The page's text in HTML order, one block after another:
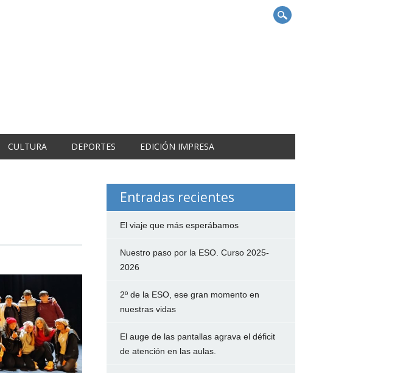
CULTURA DEPORTES EDICIÓN IMPRESA
Entradas recientes
El viaje que más esperábamos
Nuestro paso por la ESO. Curso 2025-
2026
2º de la ESO, ese gran momento en
nuestras vidas
El auge de las pantallas agrava el déficit
de atención en las aulas.